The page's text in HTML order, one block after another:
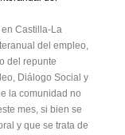
Castilla-La
del empleo,
del repunte
Diálogo Social y
la comunidad no
mes, si bien se
y que se trata de